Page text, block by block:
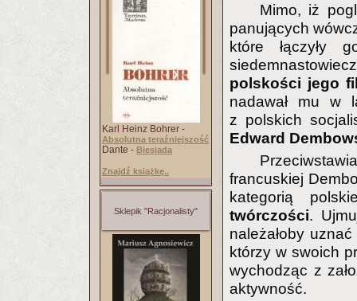
Karl Heinz Bohrer -
Absolutna teraźniejszość
Dante - Biesiada
Znajdź książkę..
Sklepik "Racjonalisty"
Mimo, iż
panujących
które łączyły
polskości jego
nadawał mu w
z polskich
Edward
francuskiej
kategorią
twórczości.
należałoby
którzy w swoich
wychodząc z
aktywność.